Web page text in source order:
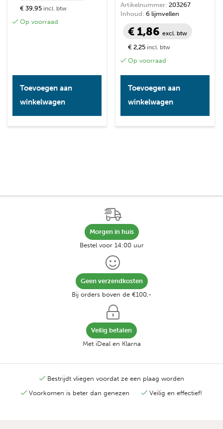
€ 39,95 incl. btw
Op voorraad
Toevoegen aan
winkelwagen
Artikelnummer: 203267
Inhoud: 6 lijmvellen
€ 1,86excl. btw
€ 2,25 incl. btw
Op voorraad
Toevoegen aan
winkelwagen
Morgen in huis
Bestel voor 14:00 uur
Geen verzendkosten
Bij orders boven de €100,-
Veilig betalen
Met iDeal en Klarna
Bestrijdt vliegen voordat ze een plaag worden
Voorkomen is beter dan genezen
Veilig en effectief!